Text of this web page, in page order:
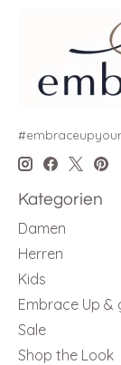
Kategorien
Damen
Herren
Kids
Embrace Up
Sale
Shop the Look